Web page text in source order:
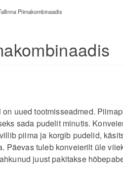
Piimakombinaadis
uued tootmisseadmed.
sada pudelit minutis.
piima ja korgib pudelid,
Päevas tuleb konveierilt üle
juust pakitakse